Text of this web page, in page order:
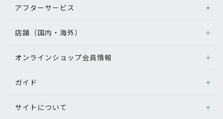
アフターサービス
店舗（国内・海外）
オンラインショップ会員情報
ガイド
サイトについて